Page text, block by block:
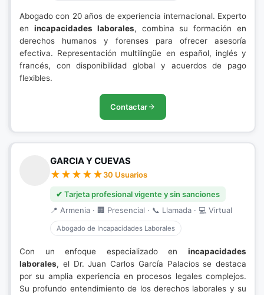
Abogado con 20 años de experiencia internacional. Experto
en incapacidades laborales, combina su formación en
derechos humanos y forenses para ofrecer asesoría
efectiva. Representación multilingüe en español, inglés y
francés, con disponibilidad global y acuerdos de pago
flexibles.
Contactar
GARCIA Y CUEVAS
30 Usuarios
✔ Tarjeta profesional vigente y sin sanciones
📍 Armenia · 🏢 Presencial · 📞 Llamada · 💻 Virtual
Abogado de Incapacidades Laborales
Con un enfoque especializado en incapacidades
laborales, el Dr. Juan Carlos García Palacios se destaca
por su amplia experiencia en procesos legales complejos.
Su profundo entendimiento de los derechos laborales y su